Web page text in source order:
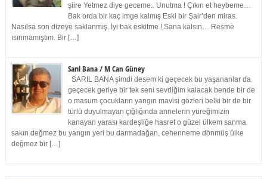
şiire Yetmez diye geceme.. Unutma ! Çıkın et heybeme…
Bak orda bir kaç imge kalmış Eski bir Şair’den miras.
Nasılsa son dizeye saklanmış. İyi bak eskitme ! Sana kalsın… Resme
ısınmamıştım. Bir […]
Sarıl Bana / M Can Güney
SARIL BANA şimdi desem ki geçecek bu yaşananlar da
geçecek geriye bir tek seni sevdiğim kalacak bende bir de
o masum çocukların yangın mavisi gözleri belki bir de bir
türlü duyulmayan çığlığında annelerin yüreğimizin
kanayan yarası kardeşliğe hasret o güzel ülkem sanma
sakın değmez bu yangın yeri bu darmadağan, cehenneme dönmüş ülke
değmez bir […]